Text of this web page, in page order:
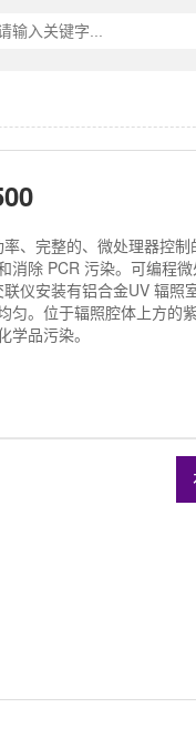
、完整的、微处理器控
消除 PCR 污染。可编程
仪安装有铝合金UV 辐照
匀。位于辐照腔体上方的
品污染。